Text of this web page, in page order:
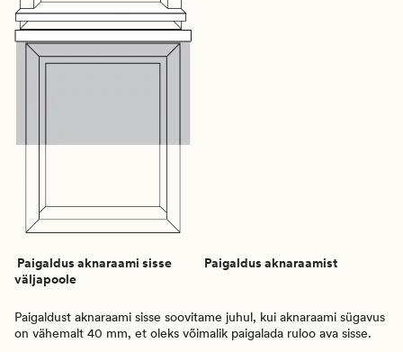
Paigaldus aknaraami sisse
Paigaldus aknaraamist
väljapoole
Paigaldust aknaraami sisse soovitame juhul, kui aknaraami sügavus
on vähemalt 40 mm, et oleks võimalik paigalada ruloo ava sisse.